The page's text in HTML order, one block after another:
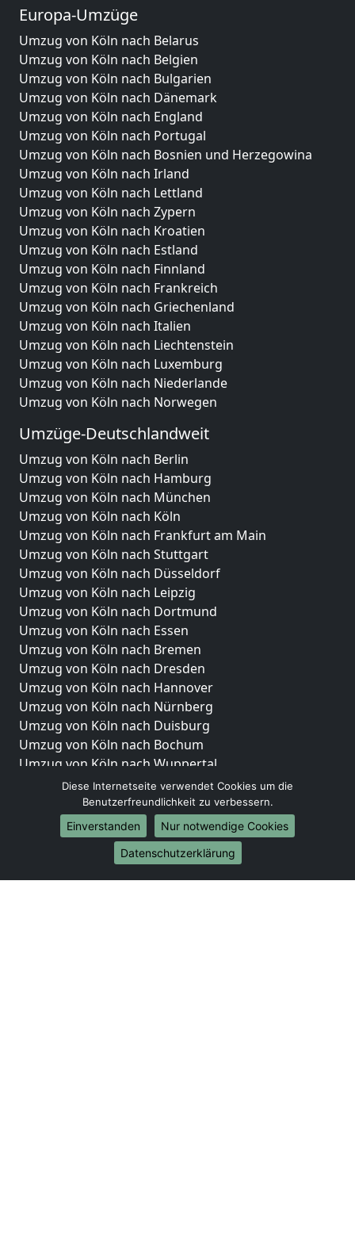
Europa-Umzüge
Umzug von Köln nach Belarus
Umzug von Köln nach Belgien
Umzug von Köln nach Bulgarien
Umzug von Köln nach Dänemark
Umzug von Köln nach England
Umzug von Köln nach Portugal
Umzug von Köln nach Bosnien und Herzegowina
Umzug von Köln nach Irland
Umzug von Köln nach Lettland
Umzug von Köln nach Zypern
Umzug von Köln nach Kroatien
Umzug von Köln nach Estland
Umzug von Köln nach Finnland
Umzug von Köln nach Frankreich
Umzug von Köln nach Griechenland
Umzug von Köln nach Italien
Umzug von Köln nach Liechtenstein
Umzug von Köln nach Luxemburg
Umzug von Köln nach Niederlande
Umzug von Köln nach Norwegen
Umzüge-Deutschlandweit
Umzug von Köln nach Berlin
Umzug von Köln nach Hamburg
Umzug von Köln nach München
Umzug von Köln nach Köln
Umzug von Köln nach Frankfurt am Main
Umzug von Köln nach Stuttgart
Umzug von Köln nach Düsseldorf
Umzug von Köln nach Leipzig
Umzug von Köln nach Dortmund
Umzug von Köln nach Essen
Umzug von Köln nach Bremen
Umzug von Köln nach Dresden
Umzug von Köln nach Hannover
Umzug von Köln nach Nürnberg
Umzug von Köln nach Duisburg
Umzug von Köln nach Bochum
Umzug von Köln nach Wuppertal
Umzug von Köln nach Bielefeld
Umzug von Köln nach Bonn
Umzug von Köln nach Münster
Internationale-Umzüge
Umzug von Köln nach Brasilien
Diese Internetseite verwendet Cookies um die
Benutzerfreundlichkeit zu verbessern.
Einverstanden
Nur notwendige Cookies
Datenschutzerklärung